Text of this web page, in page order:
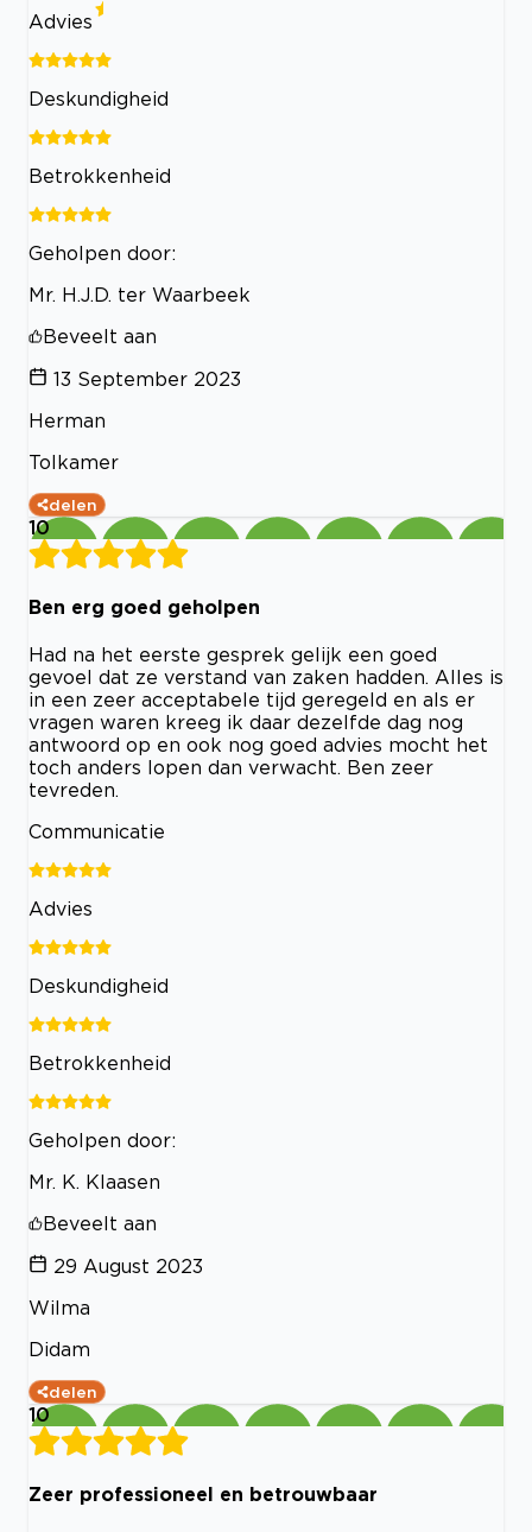
Advies
Deskundigheid
Betrokkenheid
Geholpen door:
Mr. H.J.D. ter Waarbeek
Beveelt aan
13 September 2023
Herman
Tolkamer
delen
10
Ben erg goed geholpen
Had na het eerste gesprek gelijk een goed
gevoel dat ze verstand van zaken hadden. Alles is
in een zeer acceptabele tijd geregeld en als er
vragen waren kreeg ik daar dezelfde dag nog
antwoord op en ook nog goed advies mocht het
toch anders lopen dan verwacht. Ben zeer
tevreden.
Communicatie
Advies
Deskundigheid
Betrokkenheid
Geholpen door:
Mr. K. Klaasen
Beveelt aan
29 August 2023
Wilma
Didam
delen
10
Zeer professioneel en betrouwbaar